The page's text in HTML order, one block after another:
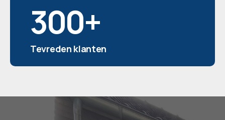
300+
Tevreden klanten